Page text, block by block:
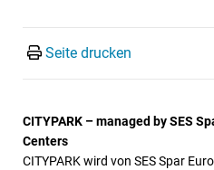
Seite drucken
CITYPARK – managed by SES
Centers
CITYPARK wird von SES Spar